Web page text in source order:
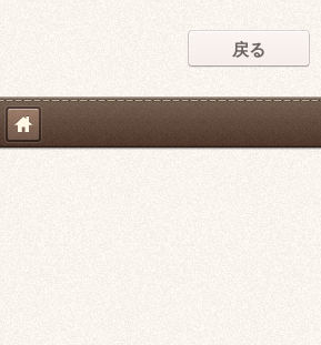
戻る